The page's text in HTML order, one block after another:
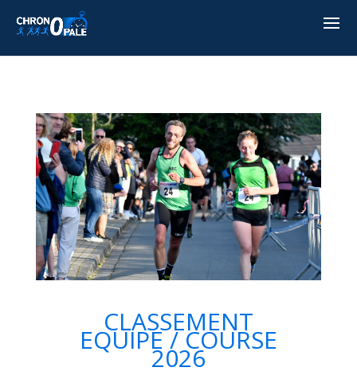
CLASSEMENT
EQUIPE / COURSE
2026